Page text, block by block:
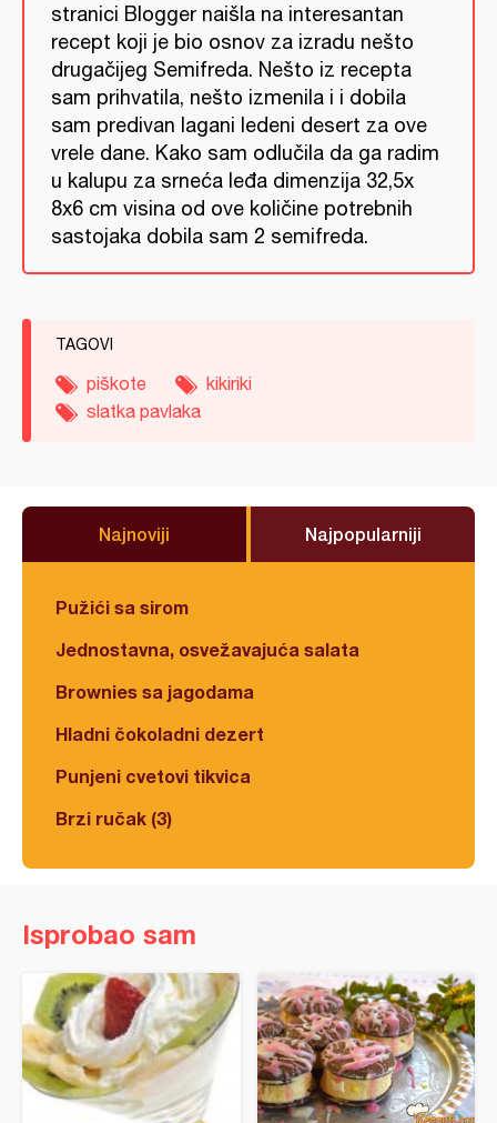
stranici Blogger naišla na interesantan
recept koji je bio osnov za izradu nešto
drugačijeg Semifreda. Nešto iz recepta
sam prihvatila, nešto izmenila i i dobila
sam predivan lagani ledeni desert za ove
vrele dane. Kako sam odlučila da ga radim
u kalupu za srneća leđa dimenzija 32,5x
8x6 cm visina od ove količine potrebnih
sastojaka dobila sam 2 semifreda.
TAGOVI
piškote
kikiriki
slatka pavlaka
Najnoviji Najpopularniji
Pužići sa sirom
Jednostavna, osvežavajuća salata
Brownies sa jagodama
Hladni čokoladni dezert
Punjeni cvetovi tikvica
Brzi ručak (3)
Isprobao sam